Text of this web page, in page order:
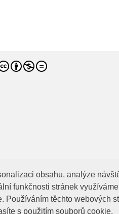
obsahu, analýze
funkčnosti stránek
Používáním těchto webových
s použitím souborů cookie.